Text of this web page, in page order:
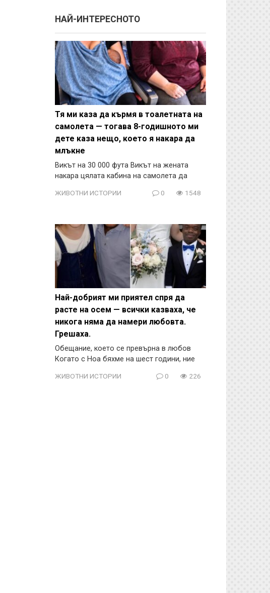
НАЙ-ИНТЕРЕСНОТО
Тя ми каза да кърмя в тоалетната на
самолета — тогава 8-годишното ми
дете каза нещо, което я накара да
млъкне
Викът на 30 000 фута Викът на жената
накара цялата кабина на самолета да
ЖИВОТНИ ИСТОРИИ 0 1548
Най-добрият ми приятел спря да
расте на осем — всички казваха, че
никога няма да намери любовта.
Грешаха.
Обещание, което се превърна в любов
Когато с Ноа бяхме на шест години, ние
ЖИВОТНИ ИСТОРИИ 0 226